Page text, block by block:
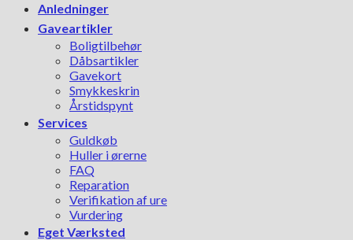
Anledninger
Gaveartikler
Boligtilbehør
Dåbsartikler
Gavekort
Smykkeskrin
Årstidspynt
Services
Guldkøb
Huller i ørerne
FAQ
Reparation
Verifikation af ure
Vurdering
Eget Værksted